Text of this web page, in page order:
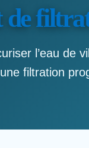
de
l’eau de
filtration